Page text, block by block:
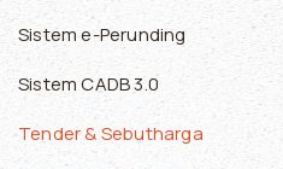
Sistem e-Perunding
Sistem CADB 3.0
Tender & Sebutharga